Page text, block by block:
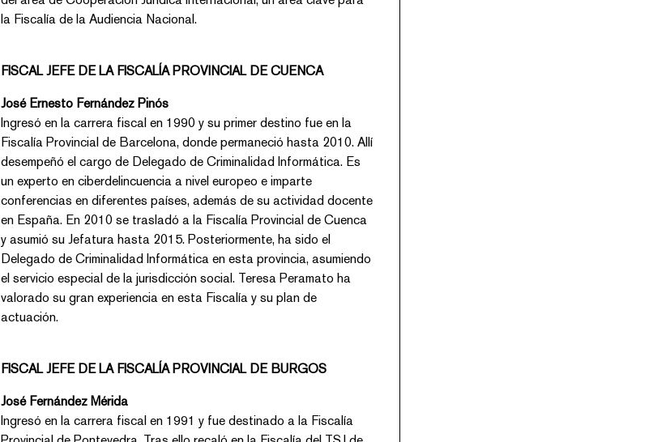
la Fiscalía de la Audiencia Nacional.
FISCAL JEFE DE LA FISCALÍA PROVINCIAL DE CUENCA
José Ernesto Fernández Pinós
Ingresó en la carrera fiscal en 1990 y su primer destino fue en la
Fiscalía Provincial de Barcelona, donde permaneció hasta 2010. Allí
desempeñó el cargo de Delegado de Criminalidad Informática. Es
un experto en ciberdelincuencia a nivel europeo e imparte
conferencias en diferentes países, además de su actividad docente
en España. En 2010 se trasladó a la Fiscalía Provincial de Cuenca
y asumió su Jefatura hasta 2015. Posteriormente, ha sido el
Delegado de Criminalidad Informática en esta provincia, asumiendo
el servicio especial de la jurisdicción social. Teresa Peramato ha
valorado su gran experiencia en esta Fiscalía y su plan de
actuación.
FISCAL JEFE DE LA FISCALÍA PROVINCIAL DE BURGOS
José Fernández Mérida
Ingresó en la carrera fiscal en 1991 y fue destinado a la Fiscalía